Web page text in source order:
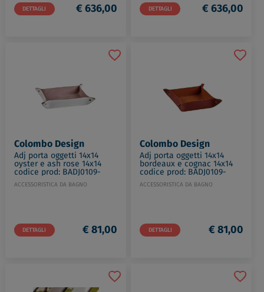
DETTAGLI € 636,00 DETTAGLI € 636,00
Colombo Design
Adj porta oggetti 14x14
oyster e ash rose 14x14
codice prod: BADJ0109-
0207
ACCESSORISTICA DA BAGNO
DETTAGLI € 81,00
Colombo Design
Adj porta oggetti 14x14
bordeaux e cognac 14x14
codice prod: BADJ0109-
3009
ACCESSORISTICA DA BAGNO
DETTAGLI € 81,00